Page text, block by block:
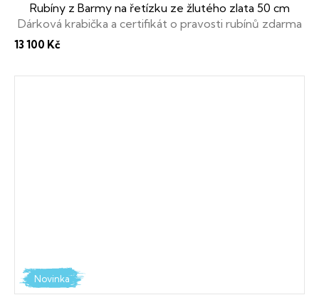
Rubíny z Barmy na řetízku ze žlutého zlata 50 cm
Dárková krabička a certifikát o pravosti rubínů zdarma
13 100 Kč
Novinka